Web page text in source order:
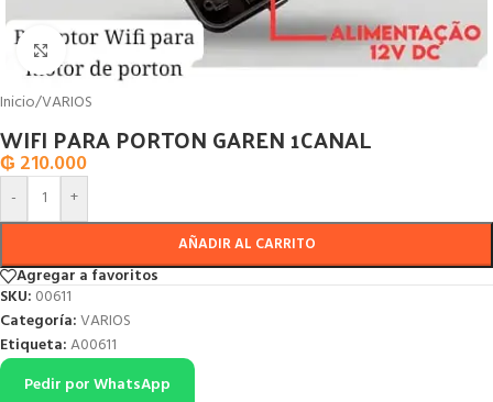
Click to enlarge
Inicio/VARIOS
WIFI PARA PORTON GAREN 1CANAL
₲ 210.000
- +
AÑADIR AL CARRITO
Agregar a favoritos
SKU: 00611
Categoría:VARIOS
Etiqueta:A00611
Pedir por WhatsApp